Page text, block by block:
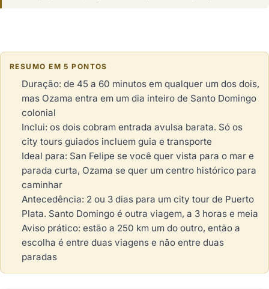
RESUMO EM 5 PONTOS
Duração: de 45 a 60 minutos em qualquer um dos dois,
mas Ozama entra em um dia inteiro de Santo Domingo
colonial
Inclui: os dois cobram entrada avulsa barata. Só os
city tours guiados incluem guia e transporte
Ideal para: San Felipe se você quer vista para o mar e
parada curta, Ozama se quer um centro histórico para
caminhar
Antecedência: 2 ou 3 dias para um city tour de Puerto
Plata. Santo Domingo é outra viagem, a 3 horas e meia
Aviso prático: estão a 250 km um do outro, então a
escolha é entre duas viagens e não entre duas
paradas